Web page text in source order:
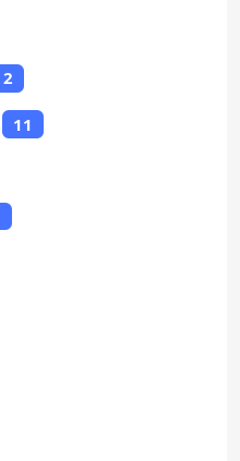
2
11